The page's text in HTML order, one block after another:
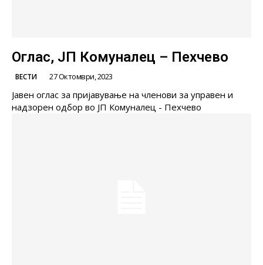
Оглас, ЈП Комуналец – Пехчево
ВЕСТИ 27 Октомври, 2023
Јавен оглас за пријавување на членови за управен и